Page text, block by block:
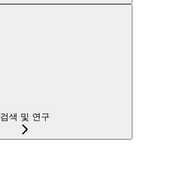
검색 및 연구